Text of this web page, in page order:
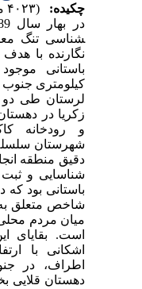
چکیده:
شناسی تنگ
نگارنده با
کیلومتری جنوب
لرستان طی دو
زکریا در
و رودخانه
شهرستان
دقیق منطقه
باستانی بود که
شاخص متعلق به
میان مردم
است. بقایای
اطراف، در
دهستان قلایی